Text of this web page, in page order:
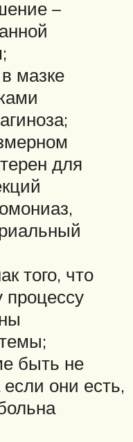
–
мазке
для
того, что
процессу
быть не
они есть,